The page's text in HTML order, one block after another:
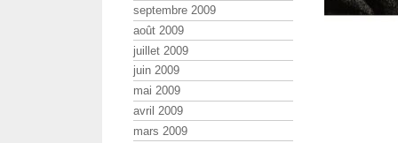
septembre 2009
août 2009
juillet 2009
juin 2009
mai 2009
avril 2009
mars 2009